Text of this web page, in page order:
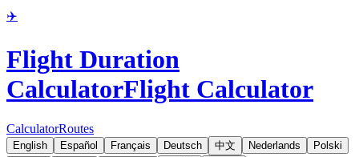
✈️
Flight Duration
CalculatorFlight Calculator
CalculatorRoutes
English Español Français Deutsch 中文 Nederlands
Polski